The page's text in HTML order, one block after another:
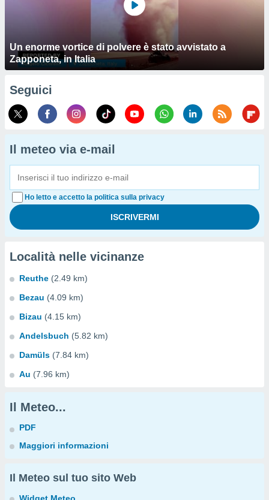
Un enorme vortice di polvere è stato avvistato a
Zapponeta, in Italia
Seguici
Il meteo via e-mail
Ho letto e accetto la politica sulla privacy
Località nelle vicinanze
Reuthe (2.49 km)
Bezau (4.09 km)
Bizau (4.15 km)
Andelsbuch (5.82 km)
Damüls (7.84 km)
Au (7.96 km)
Il Meteo...
PDF
Maggiori informazioni
Il Meteo sul tuo sito Web